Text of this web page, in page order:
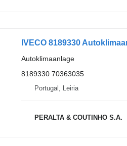
IVECO 8189330
Autoklimaanlage
8189330 70363035
Portugal, Leiria
PERALTA & COUTINHO S.A.